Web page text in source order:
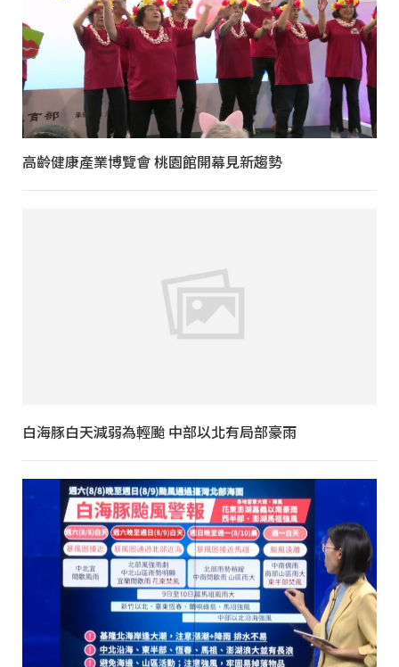
高齡健康產業博覽會 桃園館開幕見新趨勢
白海豚白天減弱為輕颱 中部以北有局部豪雨